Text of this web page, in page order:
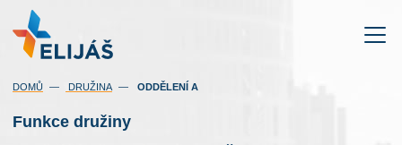
DOMŮ DRUŽINA ODDĚLENÍ A
Funkce družiny